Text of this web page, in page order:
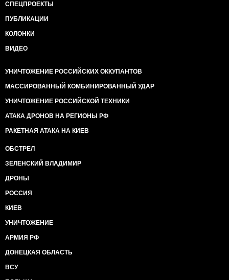
СПЕЦПРОЕКТЫ
ПУБЛИКАЦИИ
КОЛОНКИ
ВИДЕО
УНИЧТОЖЕНИЕ РОССИЙСКИХ ОККУПАНТОВ
МАССИРОВАННЫЙ КОМБИНИРОВАННЫЙ УДАР
УНИЧТОЖЕНИЕ РОССИЙСКОЙ ТЕХНИКИ
АТАКА ДРОНОВ НА РЕГИОНЫ РФ
РАКЕТНАЯ АТАКА НА КИЕВ
ОБСТРЕЛ
ЗЕЛЕНСКИЙ ВЛАДИМИР
ДРОНЫ
РОССИЯ
КИЕВ
УНИЧТОЖЕНИЕ
АРМИЯ РФ
ДОНЕЦКАЯ ОБЛАСТЬ
ВСУ